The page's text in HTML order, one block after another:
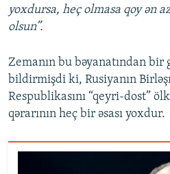
yoxdursa, heç olmasa qoy ən
olsun”.
Zemanın bu bəyanatından bir
bildirmişdi ki, Rusiyanın
Respublikasını “qeyri-dost”
qərarının heç bir əsası yoxdur.